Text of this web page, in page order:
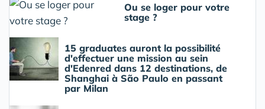
Ou se loger pour votre
stage ?
15 graduates auront la possibilité
d'effectuer une mission au sein
d'Edenred dans 12 destinations, de
Shanghai à São Paulo en passant
par Milan